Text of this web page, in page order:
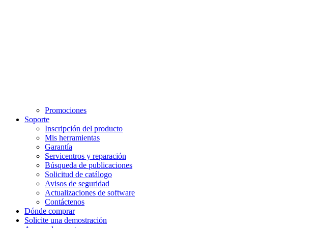
Promociones
Soporte
Inscripción del producto
Mis herramientas
Garantía
Servicentros y reparación
Búsqueda de publicaciones
Solicitud de catálogo
Avisos de seguridad
Actualizaciones de software
Contáctenos
Dónde comprar
Solicite una demostración